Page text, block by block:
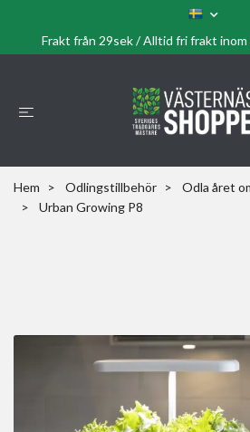
Frakt från 29sek / Alltid fri frakt
Hem Odlingstillbehör Odla året
Urban Growing P8